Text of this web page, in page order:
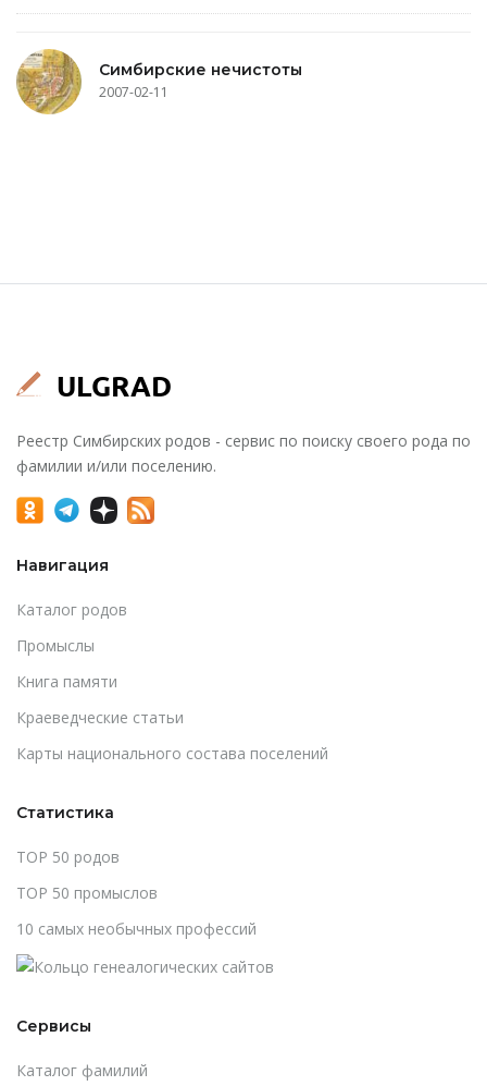
Симбирские нечистоты
2007-02-11
Реестр Симбирских родов - сервис по поиску своего рода по
фамилии и/или поселению.
Навигация
Каталог родов
Промыслы
Книга памяти
Краеведческие статьи
Карты национального состава поселений
Статистика
TOP 50 родов
TOP 50 промыслов
10 самых необычных профессий
Сервисы
Каталог фамилий